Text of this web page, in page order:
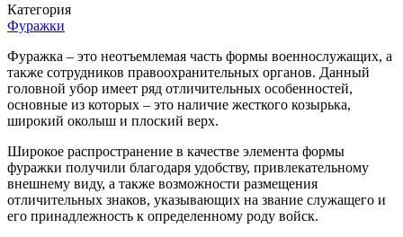
Категория
Фуражки
Фуражка – это неотъемлемая часть формы военнослужащих, а
также сотрудников правоохранительных органов. Данный
головной убор имеет ряд отличительных особенностей,
основные из которых – это наличие жесткого козырька,
широкий околыш и плоский верх.
Широкое распространение в качестве элемента формы
фуражки получили благодаря удобству, привлекательному
внешнему виду, а также возможности размещения
отличительных знаков, указывающих на звание служащего и
его принадлежность к определенному роду войск.